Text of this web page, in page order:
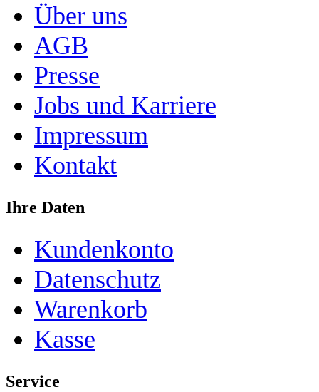
Über uns
AGB
Presse
Jobs und Karriere
Impressum
Kontakt
Ihre Daten
Kundenkonto
Datenschutz
Warenkorb
Kasse
Service